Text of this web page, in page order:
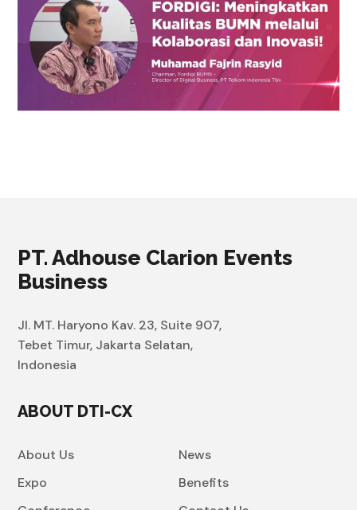
PT. Adhouse Clarion Events
Business
Jl. MT. Haryono Kav. 23, Suite 907,
Tebet Timur, Jakarta Selatan,
Indonesia
ABOUT DTI-CX
About Us
Expo
News
Benefits